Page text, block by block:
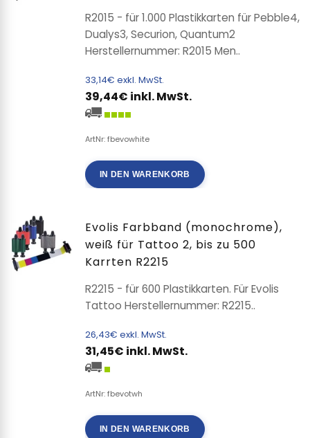
R2015 - für 1.000 Plastikkarten für Pebble4,
Dualys3, Securion, Quantum2
Herstellernummer: R2015 Men..
33,14€ exkl. MwSt.
39,44€ inkl. MwSt.
ArtNr: fbevowhite
IN DEN WARENKORB
Evolis Farbband (monochrome),
weiß für Tattoo 2, bis zu 500
Karrten R2215
R2215 - für 600 Plastikkarten. Für Evolis
Tattoo Herstellernummer: R2215..
26,43€ exkl. MwSt.
31,45€ inkl. MwSt.
ArtNr: fbevotwh
IN DEN WARENKORB